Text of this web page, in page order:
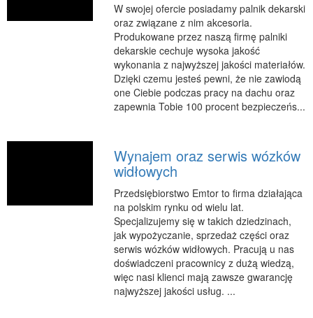
Restauracje, Catering
Adwokaci, Porady Prawne
Sprzątanie, Porządkowanie
WAKACJE
Wypoczynek
Dietetyka, Odchudzanie
W swojej ofercie posiadamy palnik dekarski
oraz związane z nim akcesoria.
Produkowane przez naszą firmę palniki
dekarskie cechuje wysoka jakość
wykonania z najwyższej jakości materiałów.
Dzięki czemu jesteś pewni, że nie zawiodą
one Ciebie podczas pracy na dachu oraz
zapewnia Tobie 100 procent bezpieczeńs...
Wynajem oraz serwis wózków
widłowych
Przedsiębiorstwo Emtor to firma działająca
na polskim rynku od wielu lat.
Specjalizujemy się w takich dziedzinach,
jak wypożyczanie, sprzedaż części oraz
serwis wózków widłowych. Pracują u nas
doświadczeni pracownicy z dużą wiedzą,
więc nasi klienci mają zawsze gwarancję
najwyższej jakości usług. ...